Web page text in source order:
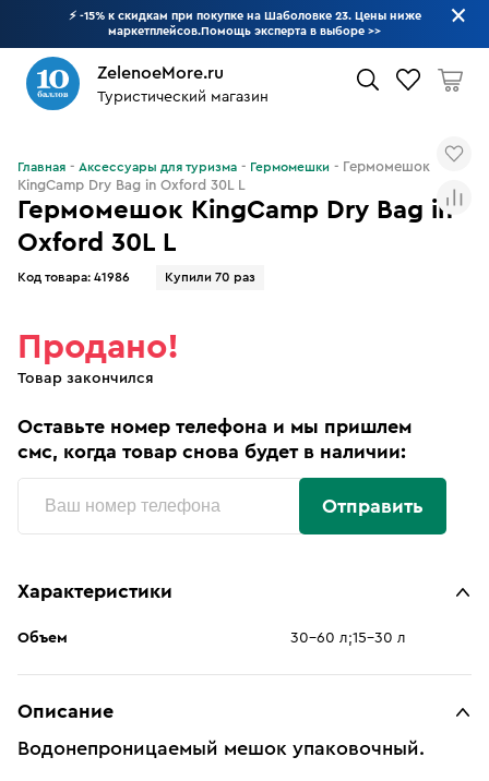
⚡ -15% к скидкам при покупке на Шаболовке 23. Цены ниже
маркетплейсов.Помощь эксперта в выборе >>
ZelenoeMore.ru
Туристический магазин
Гермомешок KingCamp Dry Bag in
Oxford 30L L
Код товара: 41986 Купили 70 раз
Главная Аксессуары для туризма Гермомешки
Гермомешок
KingCamp Dry Bag in Oxford 30L L
Продано!
Товар закончился
Оставьте номер телефона и мы пришлем
смс, когда товар снова будет в наличии:
Отправить
Характеристики
Объем 30-60 л;15-30 л
Описание
Водонепроницаемый мешок упаковочный.